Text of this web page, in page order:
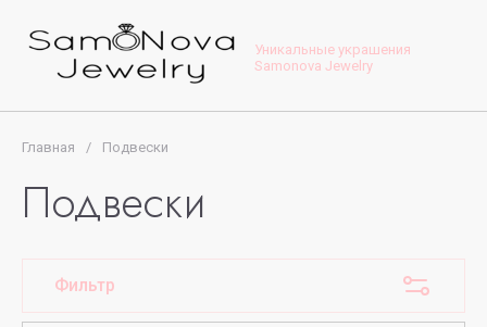
Уникальные украшения
Samonova Jewelry
Главная / Подвески
Подвески
Фильтр